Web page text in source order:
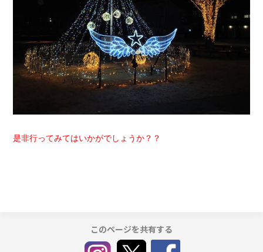
是非行ってみてはいかがでしょうか？？
このページを共有する